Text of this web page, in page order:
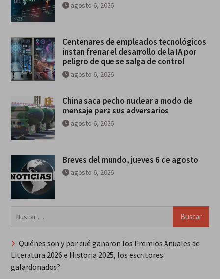
agosto 6, 2026
Centenares de empleados tecnológicos
instan frenar el desarrollo de la IA por
peligro de que se salga de control
agosto 6, 2026
China saca pecho nuclear a modo de
mensaje para sus adversarios
agosto 6, 2026
Breves del mundo, jueves 6 de agosto
agosto 6, 2026
Quiénes son y por qué ganaron los Premios Anuales de
Literatura 2026 e Historia 2025, los escritores
galardonados?